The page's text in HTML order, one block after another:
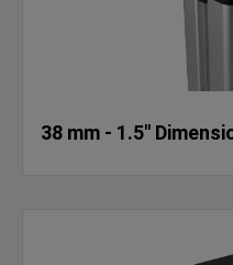
38 mm - 1.5"